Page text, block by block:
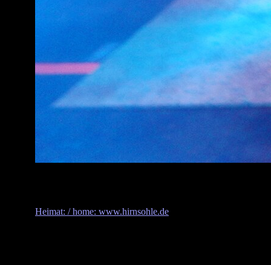
Heimat: / home: www.hirnsohle.de